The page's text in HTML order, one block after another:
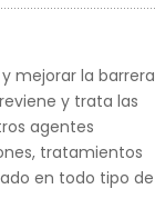
mejorar la barrera
y trata las
agentes
tratamientos
en todo tipo de